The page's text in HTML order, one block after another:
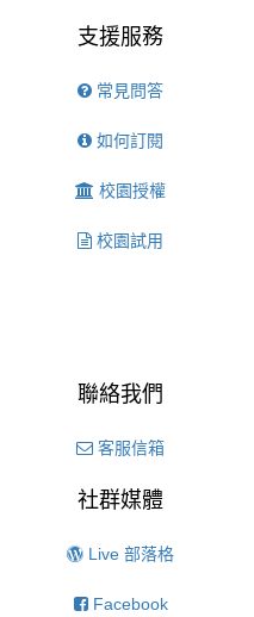
支援服務
常見問答
如何訂閱
校園授權
校園試用
聯絡我們
客服信箱
社群媒體
Live 部落格
Facebook